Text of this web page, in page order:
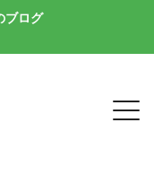
ブログ